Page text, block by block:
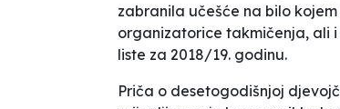
zabranila učešće na bilo
organizatorice takmičenja, ali
liste za 2018/19. godinu.
Priča o desetogodišnjoj